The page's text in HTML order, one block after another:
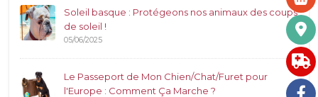
Soleil basque : Protégeons nos animaux des coups
de soleil !
05/06/2025
Le Passeport de Mon Chien/Chat/Furet pour
l'Europe : Comment Ça Marche ?